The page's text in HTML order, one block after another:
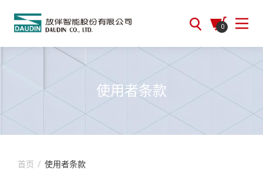
0
使用者条款
首页 / 使用者条款